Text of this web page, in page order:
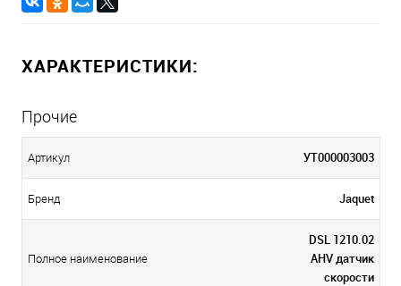
ХАРАКТЕРИСТИКИ:
Прочие
Артикул УТ000003003
Бренд Jaquet
Полное наименование
DSL 1210.02
AHV датчик
скорости